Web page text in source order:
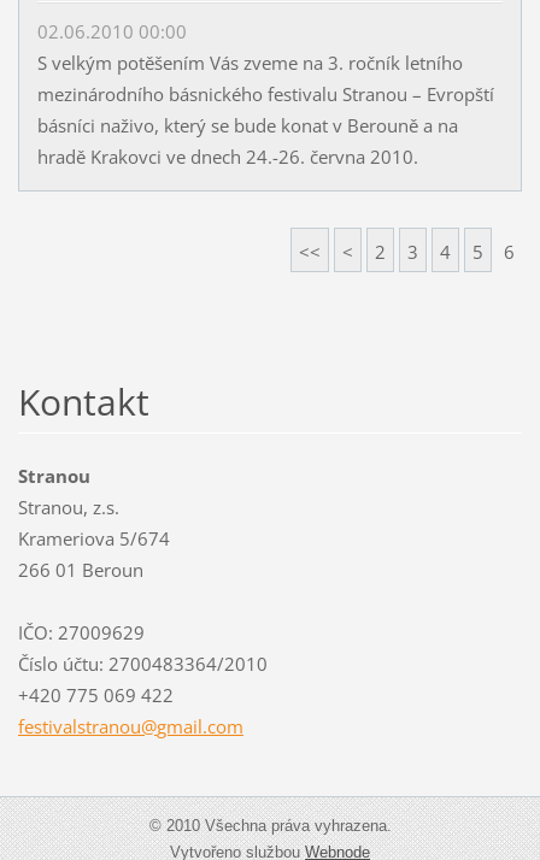
02.06.2010 00:00
S velkým potěšením Vás zveme na 3. ročník letního
mezinárodního básnického festivalu Stranou – Evropští
básníci naživo, který se bude konat v Berouně a na
hradě Krakovci ve dnech 24.-26. června 2010.
<< < 2 3 4 5 6
Kontakt
Stranou
Stranou, z.s.
Krameriova 5/674
266 01 Beroun
IČO: 27009629
Číslo účtu: 2700483364/2010
+420 775 069 422
festivalstranou@gmail.com
© 2010 Všechna práva vyhrazena.
Vytvořeno službouWebnode